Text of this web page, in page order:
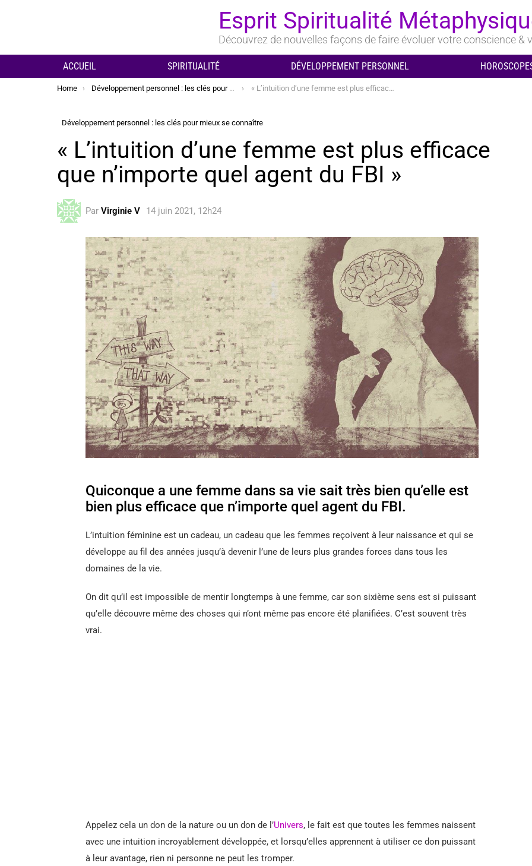
Esprit Spiritualité
Découvrez de nouvelles façons de faire évoluer votre conscience &
ACCUEIL SPIRITUALITÉ DÉVELOPPEMENT PERSONNEL
You are here:
Home Développement personnel : les clés pour mieux se connaître « L’intuition d’une femme est plus efficace que n’importe quel agent du FBI »
Développement personnel : les clés pour mieux se connaître
« L’intuition d’une femme est plus efficace
que n’importe quel agent du FBI »
Par Virginie V 14 juin 2021, 12h24
Quiconque a une femme dans sa vie sait très bien qu’elle est
bien plus efficace que n’importe quel agent du FBI.
L’intuition féminine est un cadeau, un cadeau que les femmes reçoivent à leur naissance et qui se
développe au fil des années jusqu’à devenir l’une de leurs plus grandes forces dans tous les
domaines de la vie.
On dit qu’il est impossible de mentir longtemps à une femme, car son sixième sens est si puissant
qu’elle découvre même des choses qui n’ont même pas encore été planifiées. C’est souvent très
vrai.
Appelez cela un don de la nature ou un don de l’Univers, le fait est que toutes les femmes naissent
avec une intuition incroyablement développée, et lorsqu’elles apprennent à utiliser ce don puissant
à leur avantage, rien ni personne ne peut les tromper.